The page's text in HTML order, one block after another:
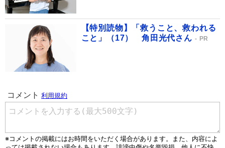
【特別読物】「救うこと、救われる
こと」（17） 角田光代さん
PR